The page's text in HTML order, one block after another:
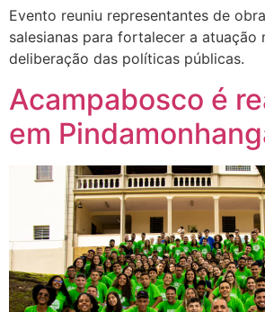
Evento reuniu representantes de
salesianas para fortalecer a atuação
deliberação das políticas públicas.
Acampabosco é
em